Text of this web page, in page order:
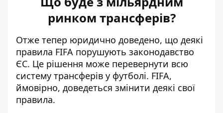
ринком трансферів?
Отже тепер юридично доведено, що деякі
правила FIFA порушують законодавство
ЄС. Це рішення може перевернути всю
систему трансферів у футболі. FIFA,
ймовірно, доведеться змінити деякі свої
правила.